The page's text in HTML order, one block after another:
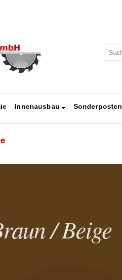
Innenausbau Sonderposten
/ Beige